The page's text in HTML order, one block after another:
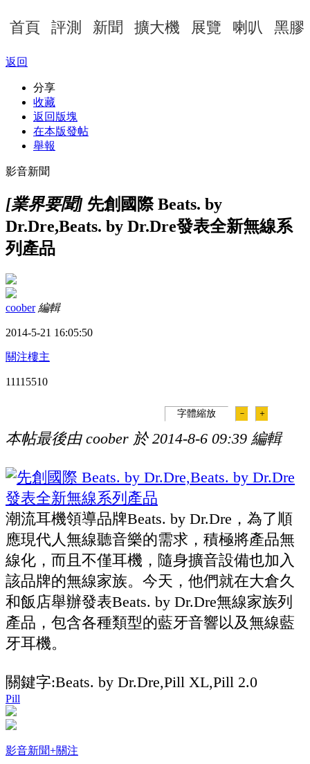
首頁 評測 新聞 擴大機 展覽 喇叭 黑膠
返回
分享
收藏
返回版塊
在本版發帖
舉報
影音新聞
[業界要聞] 先創國際 Beats. by
Dr.Dre,Beats. by Dr.Dre發表全新無線系
列產品
coober 編輯
2014-5-21 16:05:50
關注樓主
11115510
字體縮放 － ＋
本帖最後由 coober 於 2014-8-6 09:39 編輯
潮流耳機領導品牌Beats. by Dr.Dre，為了順
應現代人無線聽音樂的需求，積極將產品無
線化，而且不僅耳機，隨身擴音設備也加入
該品牌的無線家族。今天，他們就在大倉久
和飯店舉辦發表Beats. by Dr.Dre無線家族列
產品，包含各種類型的藍牙音響以及無線藍
牙耳機。
關鍵字:Beats. by Dr.Dre,Pill XL,Pill 2.0
Pill
影音新聞+關注